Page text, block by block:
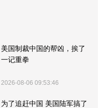
美国制裁中国的帮凶，挨了
一记重拳
2026-08-06 09:53:46
为了追赶中国 美国陆军搞了